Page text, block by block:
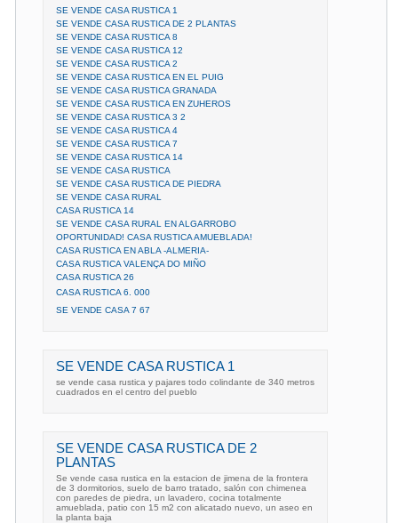
SE VENDE CASA RUSTICA 1
SE VENDE CASA RUSTICA DE 2 PLANTAS
SE VENDE CASA RUSTICA 8
SE VENDE CASA RUSTICA 12
SE VENDE CASA RUSTICA 2
SE VENDE CASA RUSTICA EN EL PUIG
SE VENDE CASA RUSTICA GRANADA
SE VENDE CASA RUSTICA EN ZUHEROS
SE VENDE CASA RUSTICA 3 2
SE VENDE CASA RUSTICA 4
SE VENDE CASA RUSTICA 7
SE VENDE CASA RUSTICA 14
SE VENDE CASA RUSTICA
SE VENDE CASA RUSTICA DE PIEDRA
SE VENDE CASA RURAL
CASA RUSTICA 14
SE VENDE CASA RURAL EN ALGARROBO
OPORTUNIDAD! CASA RUSTICA AMUEBLADA!
CASA RUSTICA EN ABLA -ALMERIA-
CASA RUSTICA VALENÇA DO MIÑO
CASA RUSTICA 26
CASA RUSTICA 6. 000
SE VENDE CASA 7 67
SE VENDE CASA RUSTICA 1
se vende casa rustica y pajares todo colindante de 340 metros
cuadrados en el centro del pueblo
SE VENDE CASA RUSTICA DE 2
PLANTAS
Se vende casa rustica en la estacion de jimena de la frontera
de 3 dormitorios, suelo de barro tratado, salón con chimenea
con paredes de piedra, un lavadero, cocina totalmente
amueblada, patio con 15 m2 con alicatado nuevo, un aseo en
la planta baja